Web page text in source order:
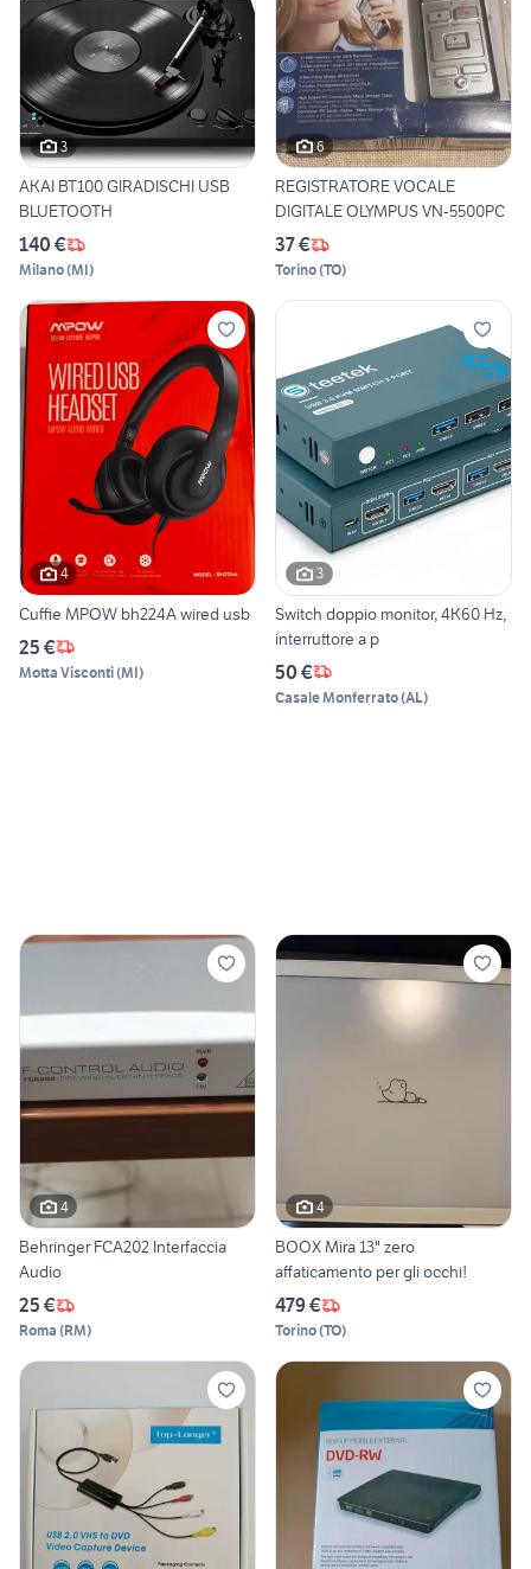
3
AKAI BT100 GIRADISCHI USB
BLUETOOTH
140 €
Milano(MI)
6
REGISTRATORE VOCALE
DIGITALE OLYMPUS VN-5500PC
37 €
Torino(TO)
4
Cuffie MPOW bh224A wired usb
25 €
Motta Visconti(MI)
3
Switch doppio monitor, 4K60 Hz,
interruttore a p
50 €
Casale Monferrato(AL)
4
Behringer FCA202 Interfaccia
Audio
25 €
Roma (RM)
4
BOOX Mira 13" zero
affaticamento per gli occhi!
479 €
Torino(TO)